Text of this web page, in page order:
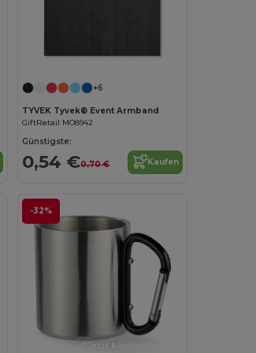
+6
TYVEK Tyvek® Event Armband
GiftRetail MO8942
Günstigste:
0,54 €0,70 € Kaufen
-32%